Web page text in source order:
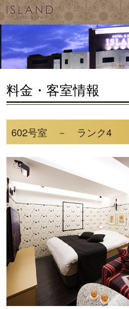
料金・客室情報
602号室 － ランク4